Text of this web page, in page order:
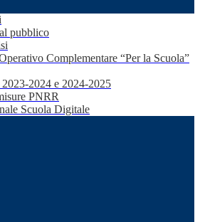
pubblico
Complementare “Per la Scuola”
2023-2024 e 2024-2025
PNRR
Scuola Digitale